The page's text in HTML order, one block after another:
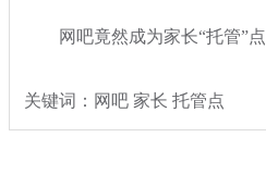
网吧竟然成为家长“托管”点
关键词：网吧 家长 托管点